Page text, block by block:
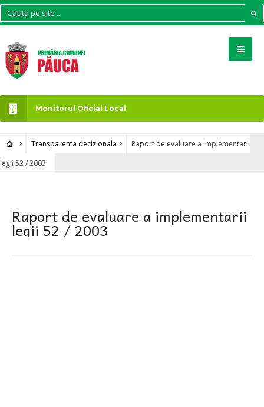
Monitorul Oficial Local
Transparenta decizionala
Raport de evaluare a implementarii
legii 52 / 2003
Raport de evaluare a implementarii
legii 52 / 2003